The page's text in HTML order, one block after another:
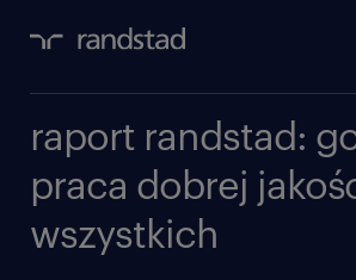
raport randstad:
praca dobrej
wszystkich